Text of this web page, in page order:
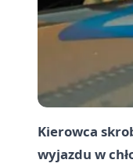
Kierowca
wyjazdu w